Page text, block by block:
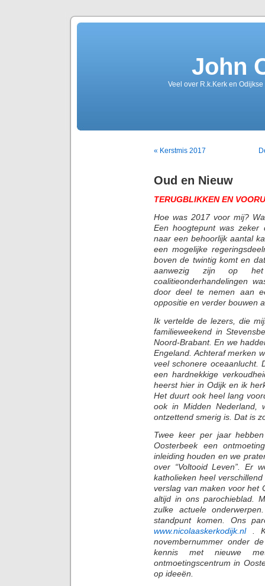
John
Veel over R.k.Kerk en
« Kerstmis 2017
Oud en Nieuw
TERUGBLIKKEN EN
Hoe was 2017 voor mij?
Een hoogtepunt was zeker
naar een behoorlijk aantal
een mogelijke
boven de twintig komt en
aanwezig zijn op
coalitieonderhandelingen
door deel te nemen aan
oppositie en verder bouwen
Ik vertelde de lezers, die
familieweekend in
Noord-Brabant. En we
Engeland. Achteraf merken
veel schonere oceaanlucht.
een hardnekkige
heerst hier in Odijk en ik
Het duurt ook heel lang
ook in Midden Nederland,
ontzettend smerig is. Dat is
Twee keer per jaar
Oosterbeek een
inleiding houden en we
over “Voltooid Leven”. Er
katholieken heel
verslag van maken voor het
altijd in ons parochieblad.
zulke actuele
standpunt komen. Ons
www.nicolaaskerkodijk.nl.
novembernummer onder
kennis met nieuwe
ontmoetingscentrum in
op ideeën.